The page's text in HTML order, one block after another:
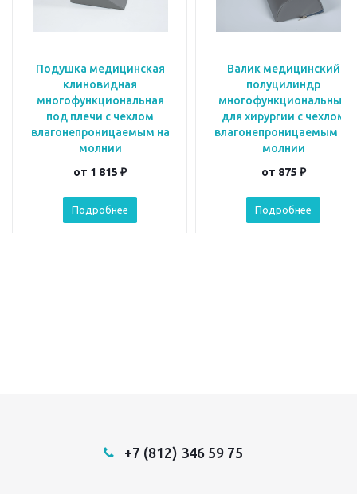
Подушка медицинская
клиновидная
многофункциональная
под плечи с чехлом
влагонепроницаемым на
молнии
от 1 815 ₽
Подробнее
Валик медицинский
полуцилиндр
многофункциональный
для хирургии с чехлом
влагонепроницаемым на
молнии
от 875 ₽
Подробнее
+7 (812) 346 59 75